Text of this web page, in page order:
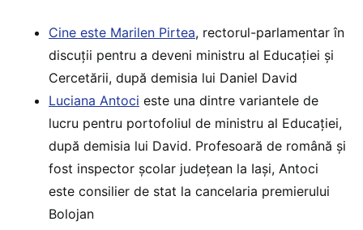
Cine este Marilen Pirtea, rectorul-parlamentar în
discuții pentru a deveni ministru al Educației și
Cercetării, după demisia lui Daniel David
Luciana Antoci este una dintre variantele de
lucru pentru portofoliul de ministru al Educației,
după demisia lui David. Profesoară de română și
fost inspector școlar județean la Iași, Antoci
este consilier de stat la cancelaria premierului
Bolojan